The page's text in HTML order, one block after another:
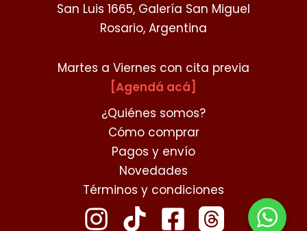
San Luis 1665, Galería San Miguel
Rosario, Argentina
Martes a Viernes con cita previa
[Agendá acá]
¿Quiénes somos?
Cómo comprar
Pagos y envío
Novedades
Términos y condiciones